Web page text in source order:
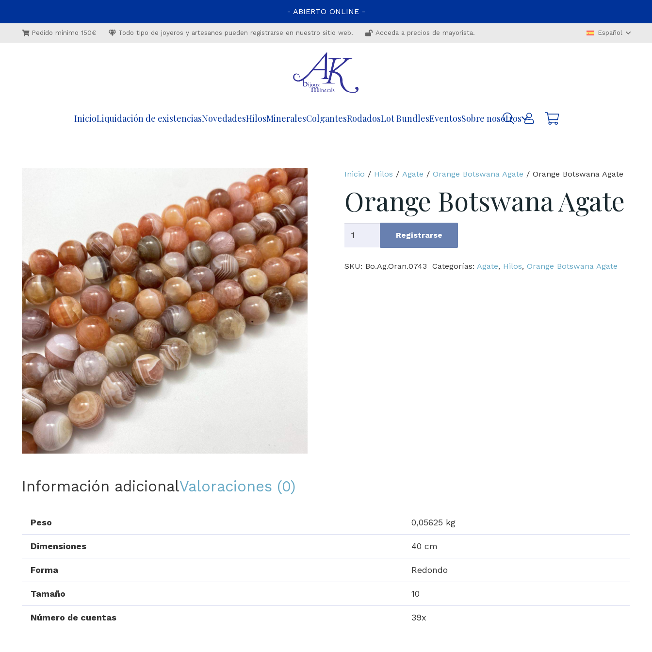
- ABIERTO ONLINE -
Pedido mínimo 150€ Todo tipo de joyeros y artesanos pueden registrarse en nuestro sitio web. Acceda a precios de mayorista. Español
InicioLiquidación de existenciasNovedadesHilosMineralesColgantesRodadosLot BundlesEventosSobre nosotros
Inicio / Hilos / Agate / Orange Botswana Agate / Orange Botswana Agate
Orange Botswana Agate
cantidad
Registrarse
SKU: Bo.Ag.Oran.0743 Categorías: Agate, Hilos,Orange Botswana Agate
Información adicionalValoraciones (0)
Peso 0,05625 kg
Dimensiones 40 cm
Forma Redondo
Tamaño 10
Número de cuentas 39x